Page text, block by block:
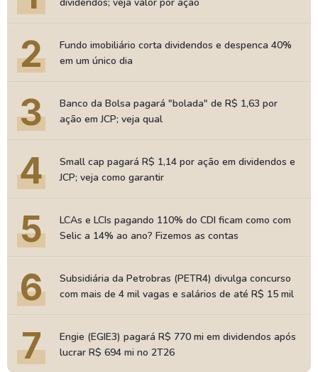
2
Fundo imobiliário corta dividendos e despenca 40%
em um único dia
3
Banco da Bolsa pagará "bolada" de R$ 1,63 por
ação em JCP; veja qual
4
Small cap pagará R$ 1,14 por ação em dividendos e
JCP; veja como garantir
5
LCAs e LCIs pagando 110% do CDI ficam como com
Selic a 14% ao ano? Fizemos as contas
6
Subsidiária da Petrobras (PETR4) divulga concurso
com mais de 4 mil vagas e salários de até R$ 15 mil
7
Engie (EGIE3) pagará R$ 770 mi em dividendos após
lucrar R$ 694 mi no 2T26